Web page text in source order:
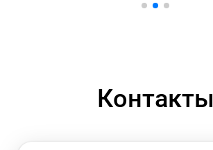
Контакты